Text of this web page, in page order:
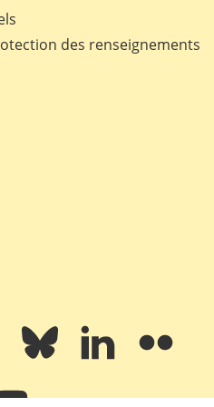
des renseignements